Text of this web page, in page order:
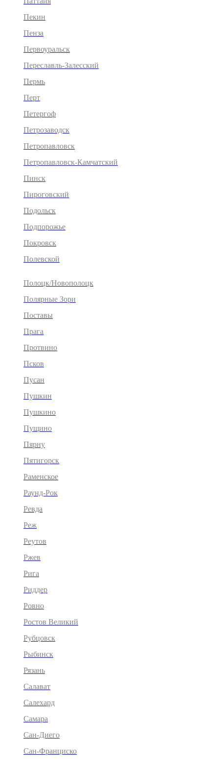
Пекин
Пенза
Первоуральск
Переславль-Залесский
Пермь
Перт
Петергоф
Петрозаводск
Петропавловск
Петропавловск-Камчатский
Пинск
Пироговский
Подольск
Подпорожье
Покровск
Полевской
Полоцк/Новополоцк
Полярные Зори
Поставы
Прага
Протвино
Псков
Пусан
Пушкин
Пушкино
Пущино
Пярну
Пятигорск
Раменское
Раунд-Рок
Ревда
Реж
Реутов
Ржев
Рига
Риддер
Ровно
Ростов Великий
Рубцовск
Рыбинск
Рязань
Салават
Салехард
Самара
Сан-Диего
Сан-Франциско